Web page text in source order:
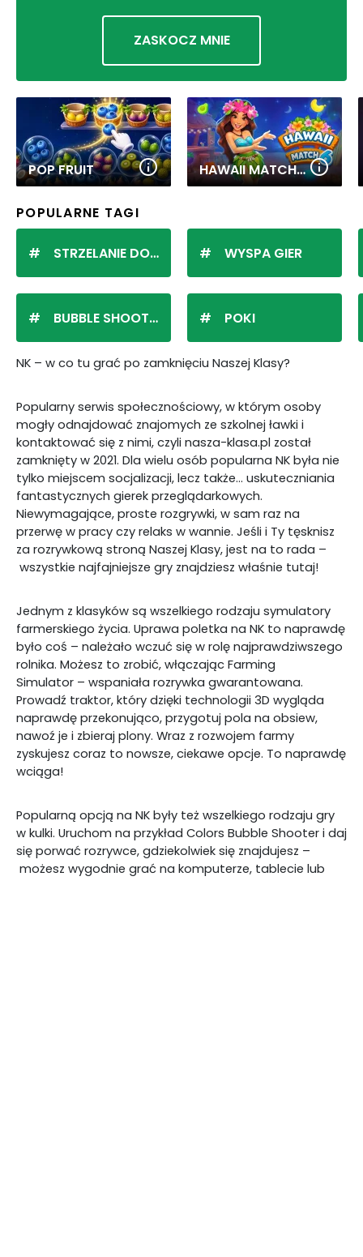
ZASKOCZ MNIE
POP FRUIT HAWAII MATCH 6
POPULARNE TAGI
STRZELANIE DO KULEK
BUBBLE SHOOTER
WYSPA GIER
POKI
NK – w co tu grać po zamknięciu Naszej Klasy?
Popularny serwis społecznościowy, w którym osoby
mogły odnajdować znajomych ze szkolnej ławki i
kontaktować się z nimi, czyli nasza-klasa.pl został
zamknięty w 2021. Dla wielu osób popularna NK była nie
tylko miejscem socjalizacji, lecz także… uskuteczniania
fantastycznych gierek przeglądarkowych.
Niewymagające, proste rozgrywki, w sam raz na
przerwę w pracy czy relaks w wannie. Jeśli i Ty tęsknisz
za rozrywkową stroną Naszej Klasy, jest na to rada –
wszystkie najfajniejsze gry znajdziesz właśnie tutaj!
Jednym z klasyków są wszelkiego rodzaju symulatory
farmerskiego życia. Uprawa poletka na NK to naprawdę
było coś – należało wczuć się w rolę najprawdziwszego
rolnika. Możesz to zrobić, włączając Farming
Simulator – wspaniała rozrywka gwarantowana.
Prowadź traktor, który dzięki technologii 3D wygląda
naprawdę przekonująco, przygotuj pola na obsiew,
nawoź je i zbieraj plony. Wraz z rozwojem farmy
zyskujesz coraz to nowsze, ciekawe opcje. To naprawdę
wciąga!
Popularną opcją na NK były też wszelkiego rodzaju gry
w kulki. Uruchom na przykład Colors Bubble Shooter i daj
się porwać rozrywce, gdziekolwiek się znajdujesz –
możesz wygodnie grać na komputerze, tablecie lub